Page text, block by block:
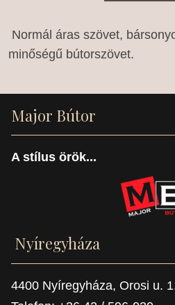
Normál áras szövet,
minőségű bútorszövet.
Major Bútor
A stílus örök...
Nyíregyháza
4400 Nyíregyháza, Orosi u.